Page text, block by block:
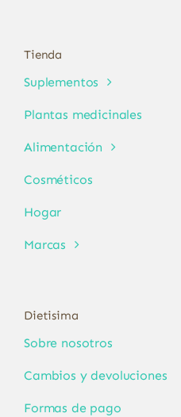
Tienda
Suplementos
Plantas medicinales
Alimentación
Cosméticos
Hogar
Marcas
Dietisima
Sobre nosotros
Cambios y devoluciones
Formas de pago